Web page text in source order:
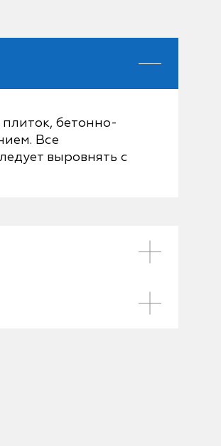
бетонно-
Все
выровнять с
скорее удалить
плитки и